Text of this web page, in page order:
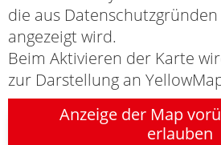
die aus
angezeigt wird.
Beim Aktivieren der Karte
zur Darstellung an
Anzeige der Map
erlauben